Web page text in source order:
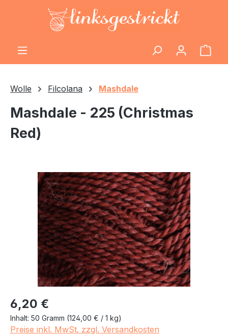
Zum Hauptinhalt springen
Wolle Filcolana Mashdale
Mashdale - 225 (Christmas
Red)
Bildergalerie überspringen
Regulärer Preis:
6,20 €
Inhalt: 50 Gramm (124,00 € / 1 kg)
Preise inkl. MwSt. zzgl. Versandkosten